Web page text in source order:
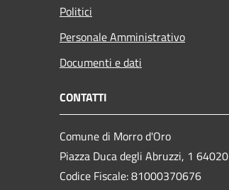
Politici
Personale Amministrativo
Documenti e dati
CONTATTI
Comune di Morro d'Oro
Piazza Duca degli Abruzzi, 1 64020
Codice Fiscale: 81000370676